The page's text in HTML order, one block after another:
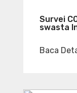
Survei
swasta
Baca